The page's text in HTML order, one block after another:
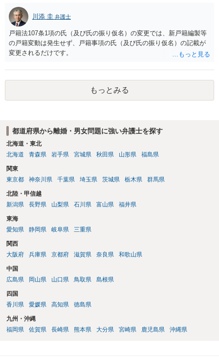
川添 圭 弁護士
戸籍法107条1項の氏（及び氏の振り仮名）の変更では、新戸籍編製等
の戸籍変動は発生せず、戸籍事項の氏（及び氏の振り仮名）の記載が
変更されるだけです。
もっとみる
都道府県から離婚・男女問題に強い弁護士を探す
北海道・東北
北海道
青森県 岩手県 宮城県 秋田県 山形県 福島県
関東
東京都
神奈川県 千葉県 埼玉県 茨城県 栃木県 群馬県
北陸・甲信越
新潟県
長野県 山梨県 石川県 富山県 福井県
東海
愛知県
静岡県 岐阜県 三重県
関西
大阪府
兵庫県 京都府 滋賀県 奈良県 和歌山県
中国
広島県
岡山県 山口県 鳥取県 島根県
四国
香川県
愛媛県 高知県 徳島県
九州・沖縄
福岡県
佐賀県 長崎県 熊本県 大分県 宮崎県 鹿児島県 沖縄県